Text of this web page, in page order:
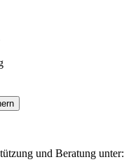
und Beratung unter: